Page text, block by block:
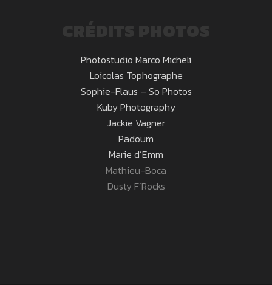
Photostudio Marco Micheli
Loicolas Tophographe
Sophie-Flaus – So Photos
Kuby Photography
Jackie Vagner
Padoum
Marie d’Emm
Mathieu-Boca
Dusty F’Rocks